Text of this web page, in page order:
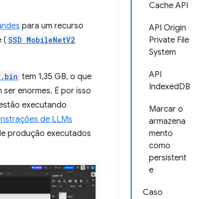
Cache API
API Origin
Private File
System
API
IndexedDB
Marcar o
armazena
mento
como
persistent
e
Caso
para um recurso
( SSD MobileNetV2
tem 1,35 GB, o que
enormes. É por isso
executando
de LLMs
produção executados